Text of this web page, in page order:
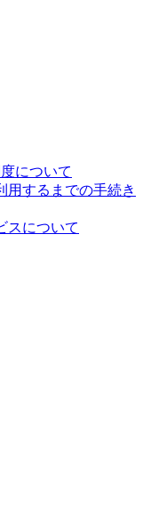
について
⽤するまでの⼿続き
スについて